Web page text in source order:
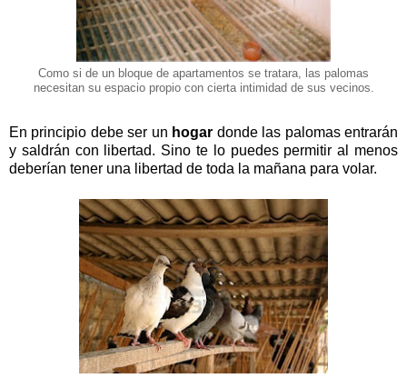
Como si de un bloque de apartamentos se tratara, las palomas
necesitan su espacio propio con cierta intimidad de sus vecinos.
En principio debe ser un hogar donde las palomas entrarán
y saldrán con libertad. Sino te lo puedes permitir al menos
deberían tener una libertad de toda la mañana para volar.